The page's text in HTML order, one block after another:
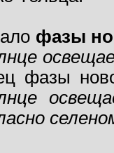
фазы
фазы